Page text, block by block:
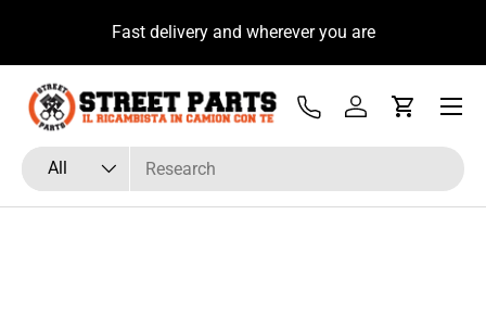
Skip to contentFast delivery and wherever you are
Search
Product type
All
Tel Log inCart
Menu